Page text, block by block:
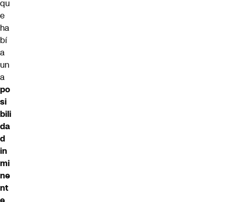
qu
e
ha
bí
a
un
a
po
si
bili
da
d
in
mi
ne
nt